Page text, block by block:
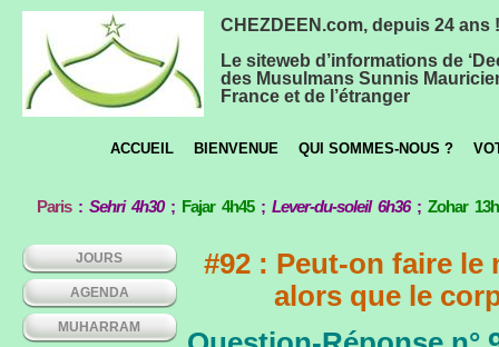
CHEZDEEN.com, depuis 24 ans !
Le siteweb d’informations de
des Musulmans Sunnis
France et de l’étranger
ACCUEIL BIENVENUE QUI SOMMES-NOUS ?
Paris:Sehri 4h30; Fajar 4h45;Lever-du-soleil 6h36;Zohar
JOURS
AGENDA
MUHARRAM
#92 : Peut-on faire le
alors que le